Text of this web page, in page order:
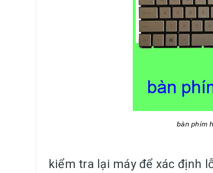
bàn phím
kiểm tra lại máy để xác định